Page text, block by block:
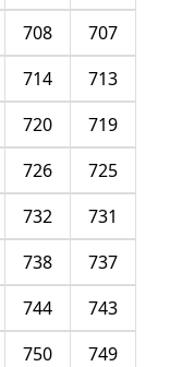
707
708
713
714
719
720
725
726
731
732
737
738
743
744
749
750